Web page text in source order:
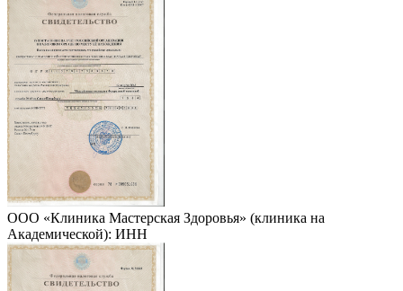
ООО «Клиника Мастерская Здоровья» (клиника на
Академической): ИНН